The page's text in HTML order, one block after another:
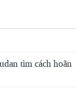
tìm cách hoãn